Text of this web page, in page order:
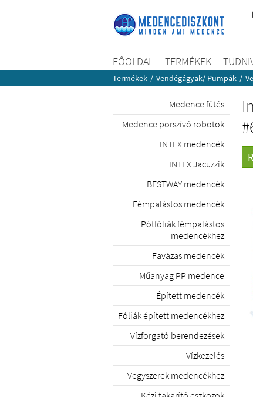
FŐOLDAL TERMÉKEK
Termékek / Vendégágyak/ Pumpák /
Medence fűtés
Medence porszívó robotok
INTEX medencék
INTEX Jacuzzik
BESTWAY medencék
Fémpalástos medencék
Pótfóliák fémpalástos
medencékhez
Favázas medencék
Műanyag PP medence
Épített medencék
Fóliák épített medencékhez
Vízforgató berendezések
Vízkezelés
Vegyszerek medencékhez